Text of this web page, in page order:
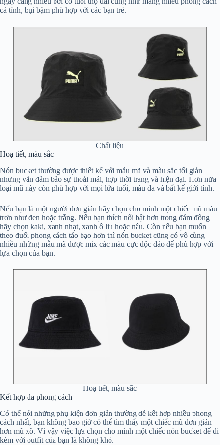
cá tính, bụi bặm phù hợp với các bạn trẻ.
Chất liệu
Hoạ tiết, màu sắc
Nón bucket thường được thiết kế với mẫu mã và màu sắc tối giản
nhưng vẫn đảm bảo sự thoải mái, hợp thời trang và hiện đại. Hơn nữa
loại mũ này còn phù hợp với mọi lứa tuổi, màu da và bất kể giới tính.
Nếu bạn là một người đơn giản hãy chọn cho mình một chiếc mũ màu
trơn như đen hoặc trắng. Nếu bạn thích nổi bật hơn trong đám đông
hãy chọn kaki, xanh nhạt, xanh ô liu hoặc nâu. Còn nếu bạn muốn
theo đuổi phong cách táo bạo hơn thì nón bucket cũng có vô cùng
nhiều những mẫu mã được mix các màu cực độc đáo để phù hợp với
lựa chọn của bạn.
Hoạ tiết, màu sắc
Kết hợp đa phong cách
Có thể nói những phụ kiện đơn giản thường dễ kết hợp nhiều phong
cách nhất, bạn không bao giờ có thể tìm thấy một chiếc mũ đơn giản
hơn mũ xô. Vì vậy việc lựa chọn cho mình một chiếc nón bucket để đi
kèm với outfit của bạn là không khó.